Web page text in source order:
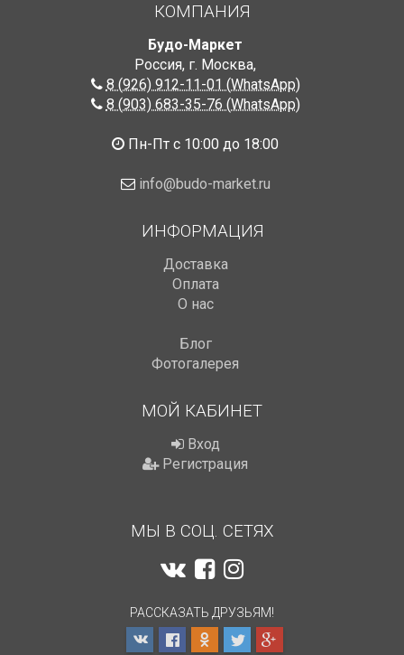
КОМПАНИЯ
Будо-Маркет
Россия, г. Москва,
8 (926) 912-11-01 (WhatsApp)
8 (903) 683-35-76 (WhatsApp)
Пн-Пт с 10:00 до 18:00
info@budo-market.ru
ИНФОРМАЦИЯ
Доставка
Оплата
О нас
Блог
Фотогалерея
МОЙ КАБИНЕТ
Вход
Регистрация
МЫ В СОЦ. СЕТЯХ
РАССКАЗАТЬ ДРУЗЬЯМ!